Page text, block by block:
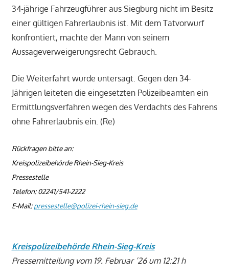
34-jährige Fahrzeugführer aus Siegburg nicht im Besitz
einer gültigen Fahrerlaubnis ist. Mit dem Tatvorwurf
konfrontiert, machte der Mann von seinem
Aussageverweigerungsrecht Gebrauch.
Die Weiterfahrt wurde untersagt. Gegen den 34-
Jährigen leiteten die eingesetzten Polizeibeamten ein
Ermittlungsverfahren wegen des Verdachts des Fahrens
ohne Fahrerlaubnis ein. (Re)
Rückfragen bitte an:
Kreispolizeibehörde Rhein-Sieg-Kreis
Pressestelle
Telefon: 02241/541-2222
E-Mail:pressestelle@polizei-rhein-sieg.de
Kreispolizeibehörde Rhein-Sieg-Kreis
Pressemitteilung vom 19. Februar ’26 um 12:21 h